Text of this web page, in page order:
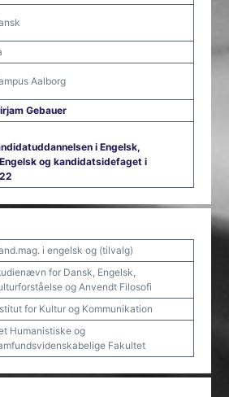
Aalborg
Gebauer
i Engelsk,
og kandidatsidefaget i
i engelsk og (tilvalg)
for Dansk, Engelsk,
og Anvendt Filosofi
for Kultur og Kommunikation
Humanistiske og
Fakultet